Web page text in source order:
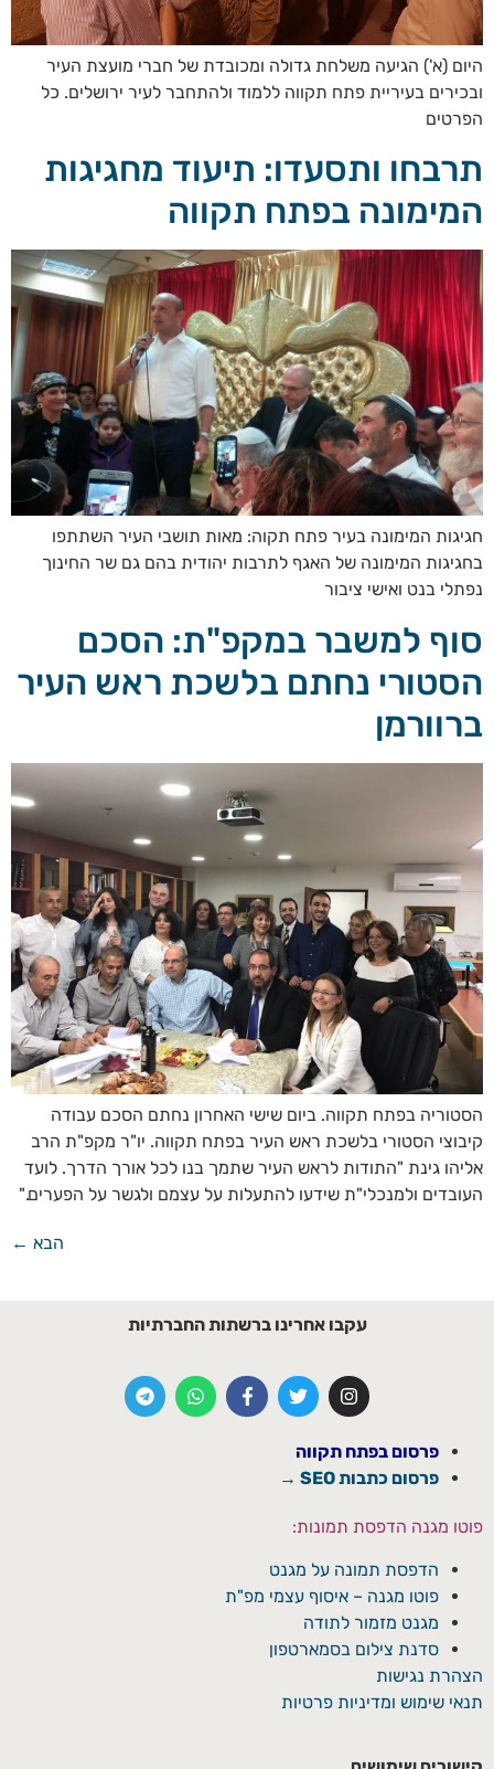
היום (א') הגיעה משלחת גדולה ומכובדת של חברי מועצת העיר
ובכירים בעיריית פתח תקווה ללמוד ולהתחבר לעיר ירושלים. כל
הפרטים
תרבחו ותסעדו: תיעוד מחגיגות
המימונה בפתח תקווה
חגיגות המימונה בעיר פתח תקוה: מאות תושבי העיר השתתפו
בחגיגות המימונה של האגף לתרבות יהודית בהם גם שר החינוך
נפתלי בנט ואישי ציבור
סוף למשבר במקפ"ת: הסכם
הסטורי נחתם בלשכת ראש העיר
ברוורמן
הסטוריה בפתח תקווה. ביום שישי האחרון נחתם הסכם עבודה
קיבוצי הסטורי בלשכת ראש העיר בפתח תקווה. יו"ר מקפ"ת הרב
אליהו גינת "התודות לראש העיר שתמך בנו לכל אורך הדרך. לועד
העובדים ולמנכלי"ת שידעו להתעלות על עצמם ולגשר על הפערים."
הבא ←
עקבו אחרינו ברשתות החברתיות
פרסום בפתח תקווה
פרסום כתבות SEO →
פוטו מגנה הדפסת תמונות:
הדפסת תמונה על מגנט
פוטו מגנה – איסוף עצמי מפ"ת
מגנט מזמור לתודה
סדנת צילום בסמארטפון
הצהרת נגישות
תנאי שימוש ומדיניות פרטיות